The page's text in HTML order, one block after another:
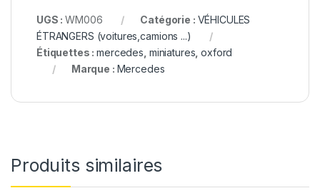
UGS :WM006 Catégorie : VÉHICULES
ÉTRANGERS (voitures,camions ...)
Étiquettes :mercedes miniatures ,oxford
Marque : Mercedes
Produits similaires